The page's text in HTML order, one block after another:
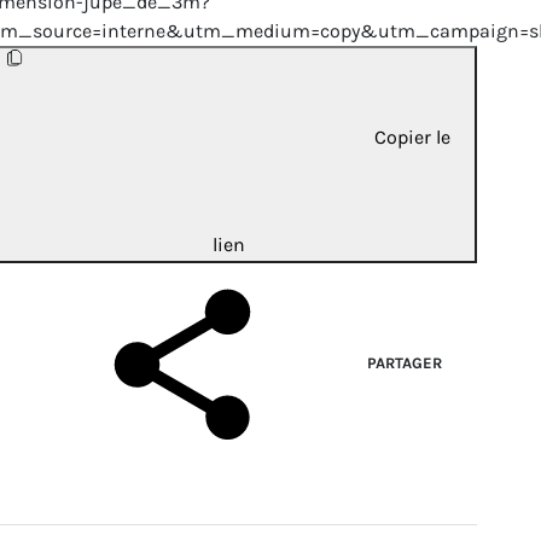
Copier le
lien
PARTAGER